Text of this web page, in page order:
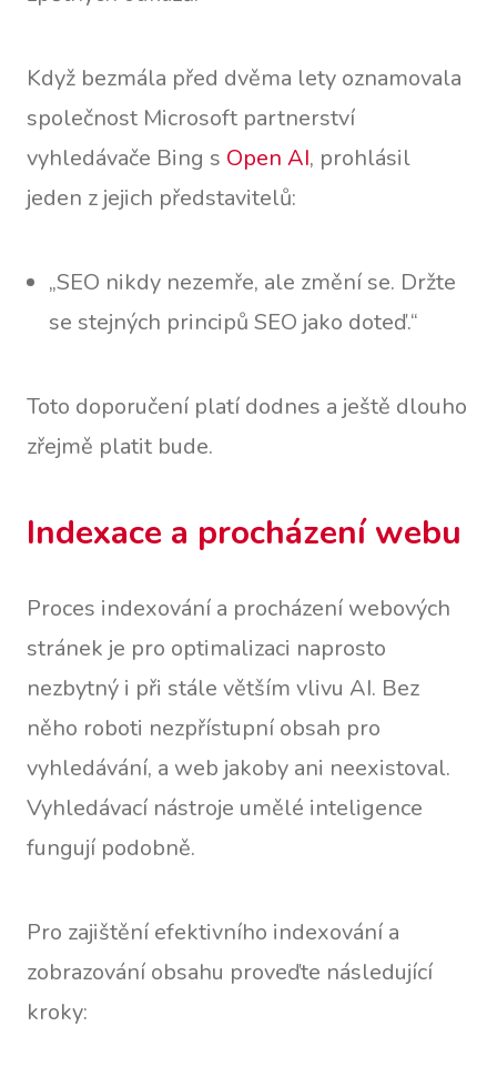
Když bezmála před dvěma lety oznamovala
společnost Microsoft partnerství
vyhledávače Bing s Open AI, prohlásil
jeden z jejich představitelů:
„SEO nikdy nezemře, ale změní se. Držte
se stejných principů SEO jako doteď.“
Toto doporučení platí dodnes a ještě dlouho
zřejmě platit bude.
Indexace a procházení webu
Proces indexování a procházení webových
stránek je pro optimalizaci naprosto
nezbytný i při stále větším vlivu AI. Bez
něho roboti nezpřístupní obsah pro
vyhledávání, a web jakoby ani neexistoval.
Vyhledávací nástroje umělé inteligence
fungují podobně.
Pro zajištění efektivního indexování a
zobrazování obsahu proveďte následující
kroky: